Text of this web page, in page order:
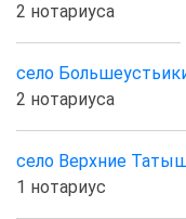
2 нотариуса
село
2 нотариуса
село Верхние
1 нотариус